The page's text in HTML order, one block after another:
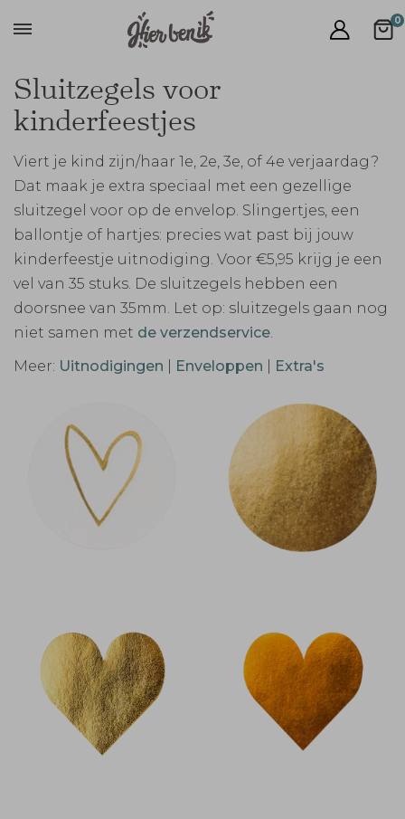
0
Sluitzegels voor
kinderfeestjes
Viert je kind zijn/haar 1e, 2e, 3e, of 4e verjaardag?
Dat maak je extra speciaal met een gezellige
sluitzegel voor op de envelop. Slingertjes, een
ballontje of hartjes: precies wat past bij jouw
kinderfeestje uitnodiging. Voor €5,95 krijg je een
vel van 35 stuks. De sluitzegels hebben een
doorsnee van 35mm. Let op: sluitzegels gaan nog
niet samen met de verzendservice.
Meer: Uitnodigingen Enveloppen Extra's